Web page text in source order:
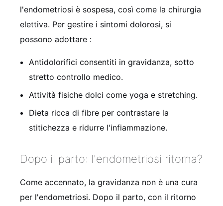
l'endometriosi è sospesa, così come la chirurgia
elettiva. Per gestire i sintomi dolorosi, si
possono adottare :
Antidolorifici consentiti in gravidanza, sotto
stretto controllo medico.
Attività fisiche dolci come yoga e stretching.
Dieta ricca di fibre per contrastare la
stitichezza e ridurre l'infiammazione.
Dopo il parto: l'endometriosi ritorna?
Come accennato, la gravidanza non è una cura
per l'endometriosi. Dopo il parto, con il ritorno